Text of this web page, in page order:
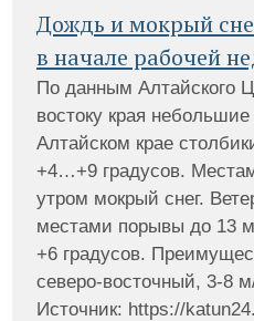
Дождь и мокрый
в начале рабочей
По данным Алтайского
востоку края
Алтайском крае
+4…+9 градусов.
утром мокрый снег.
местами порывы до 13
+6 градусов.
северо-восточный, 3-8
Источник: https://